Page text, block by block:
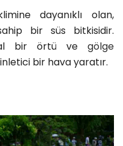
dayanıklı olan,
bir süs bitkisidir.
bir örtü ve gölge
bir hava yaratır.